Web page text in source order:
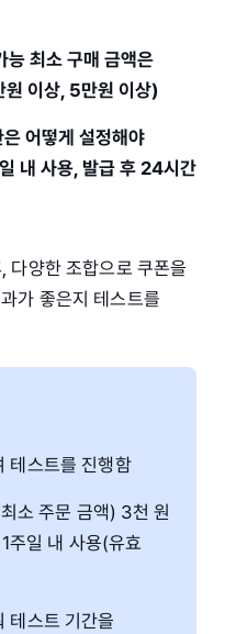
능 최소 구매 금액은
이상, 5만원 이상)
어떻게 설정해야
내 사용, 발급 후 24시간
다양한 조합으로 쿠폰을
가 좋은지 테스트를
테스트를 진행함
소 주문 금액) 3천 원
주일 내 사용(유효
테스트 기간을